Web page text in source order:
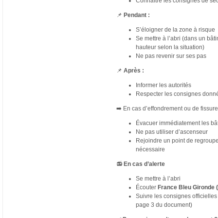
📌 Pendant :
S’éloigner de la zone à risque
Se mettre à l’abri (dans un
hauteur selon la situation)
Ne pas revenir sur ses pas
📌 Après :
Informer les autorités
Respecter les consignes
➡️ En cas d’effondrement ou de
Évacuer immédiatement les
Ne pas utiliser d’ascenseur
Rejoindre un point de
nécessaire
📻 En cas d’alerte
Se mettre à l’abri
Écouter France Bleu Gironde
Suivre les consignes
page 3 du document)